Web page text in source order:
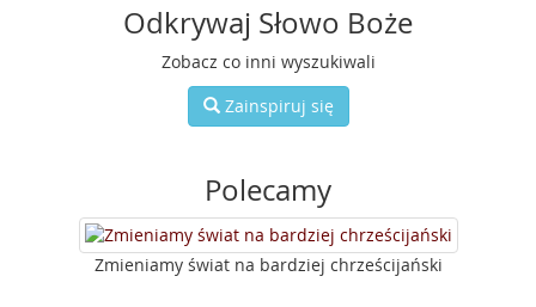
Odkrywaj Słowo Boże
Zobacz co inni wyszukiwali
Zainspiruj się
Polecamy
Zmieniamy świat na bardziej chrześcijański